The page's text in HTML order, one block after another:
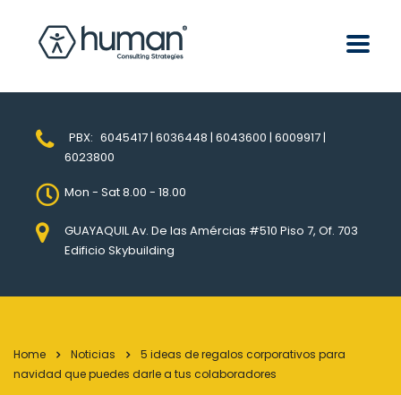
PBX: 6045417 | 6036448 | 6043600 | 6009917 |
6023800
Mon - Sat 8.00 - 18.00
GUAYAQUIL Av. De las Amércias #510 Piso 7, Of. 703
Edificio Skybuilding
Home Noticias
5 ideas de regalos corporativos para
navidad que puedes darle a tus colaboradores